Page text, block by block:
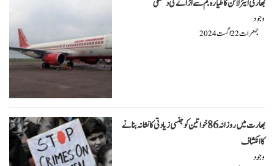
بھارتی ایئر لائن کا طیارہ بم سے اڑانے کی دھمکی
وجود
جمعرات22اگست2024
بھارت میں روزانہ 86 خواتین کوجنسی زیادتی کا نشانہ بنانے
کا انکشاف
وجود